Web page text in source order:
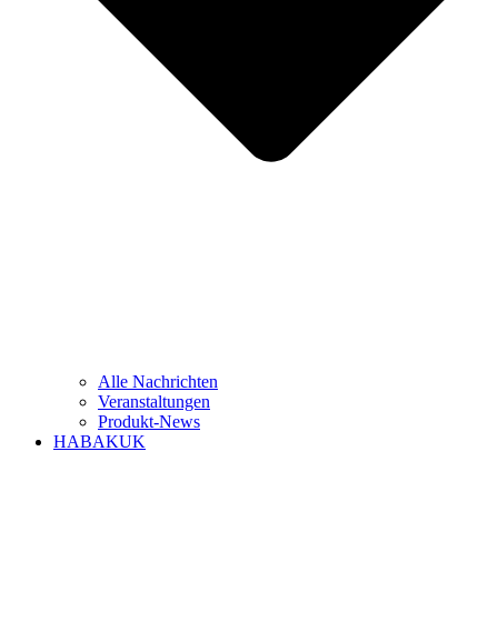
Alle Nachrichten
Veranstaltungen
Produkt-News
HABAKUK